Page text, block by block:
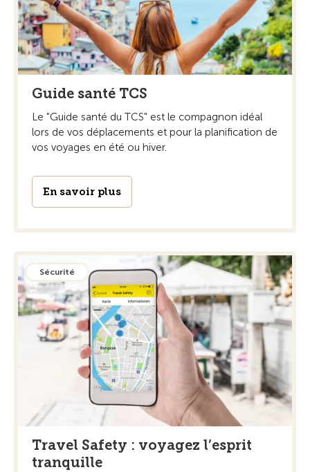
Guide santé TCS
Le "Guide santé du TCS" est le compagnon idéal
lors de vos déplacements et pour la planification de
vos voyages en été ou hiver.
En savoir plus
Sécurité
Travel Safety : voyagez l’esprit
tranquille